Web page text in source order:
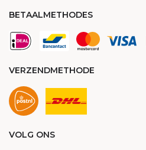
BETAALMETHODES
VERZENDMETHODE
VOLG ONS